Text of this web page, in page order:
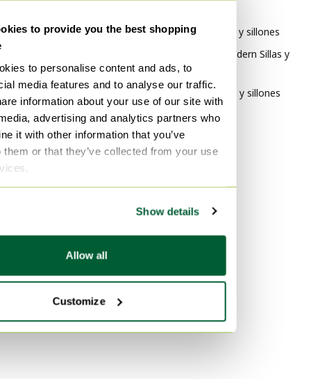
to provide you the best shopping
to personalise content and ads, to
media features and to analyse our traffic.
information about your use of our site with
advertising and analytics partners who
it with other information that you’ve
them or that they’ve collected from your use
Show details
Allow all
Customize
Space Age Sillas y sillones
Mid Century Modern Sillas y
sillones
Clasicismo Sillas y sillones
Por material
Cuero Sillas y sillones
Plexiglás Sillas y sillones
Negro Sillas y sillones